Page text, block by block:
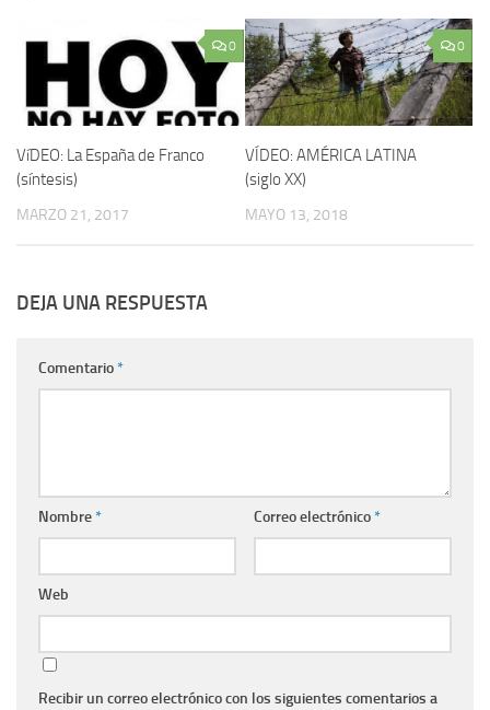
0
VíDEO: La España de Franco
(sí­ntesis)
MARZO 21, 2017
0
VÍDEO: AMÉRICA LATINA
(siglo XX)
MAYO 13, 2018
DEJA UNA RESPUESTA
Comentario*
Nombre* Correo electrónico*
Web
Recibir un correo electrónico con los siguientes comentarios a